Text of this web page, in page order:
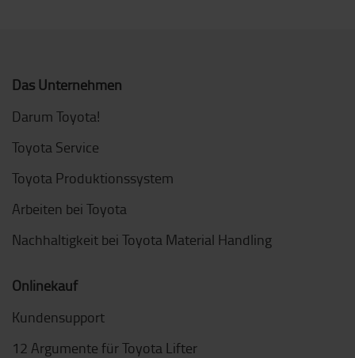
Das Unternehmen
Darum Toyota!
Toyota Service
Toyota Produktionssystem
Arbeiten bei Toyota
Nachhaltigkeit bei Toyota Material Handling
Onlinekauf
Kundensupport
12 Argumente für Toyota Lifter